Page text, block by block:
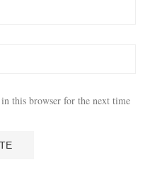
this browser for the next time